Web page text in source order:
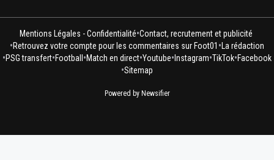
Mentions Légales - Confidentialité•Contact, recrutement et publicité
•Retrouvez votre compte pour les commentaires sur Foot01 •La rédaction
•PSG transfert•Football•Match en direct•Youtube•Instagram•TikTok•Facebook
•Sitemap
Powered by Newsifier